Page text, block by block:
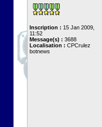
Inscription : 15 Jan 2009,
11:52
Message(s) : 3688
Localisation : CPCrulez
botnews